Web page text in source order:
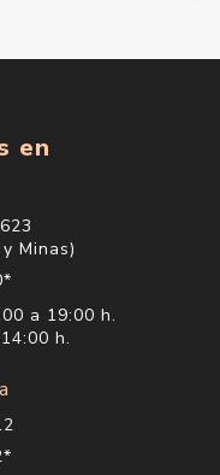
en
Minas)
a 19:00 h.
h.